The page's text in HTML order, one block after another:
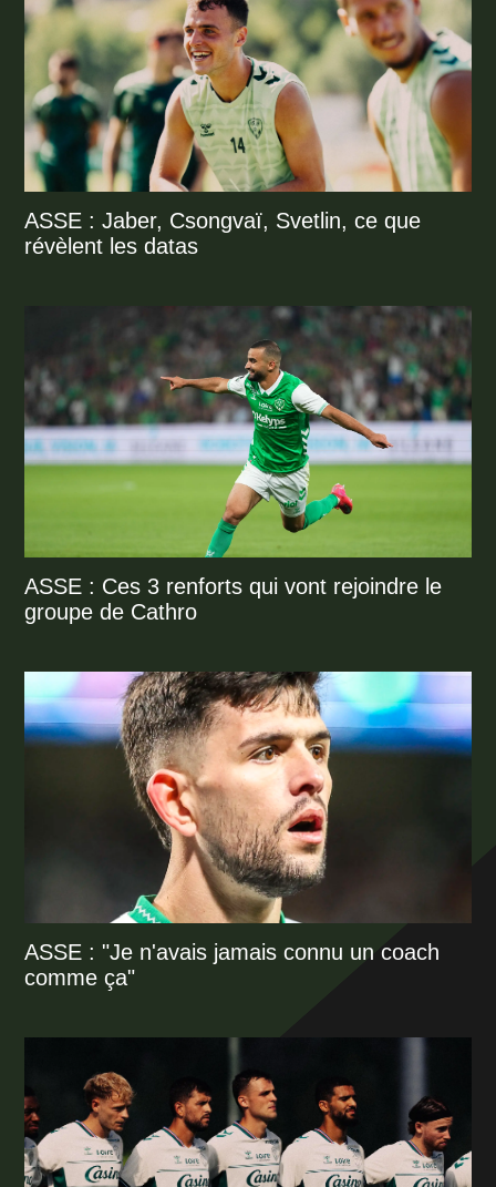
ASSE : Jaber, Csongvaï, Svetlin, ce que
révèlent les datas
ASSE : Ces 3 renforts qui vont rejoindre le
groupe de Cathro
ASSE : "Je n'avais jamais connu un coach
comme ça"